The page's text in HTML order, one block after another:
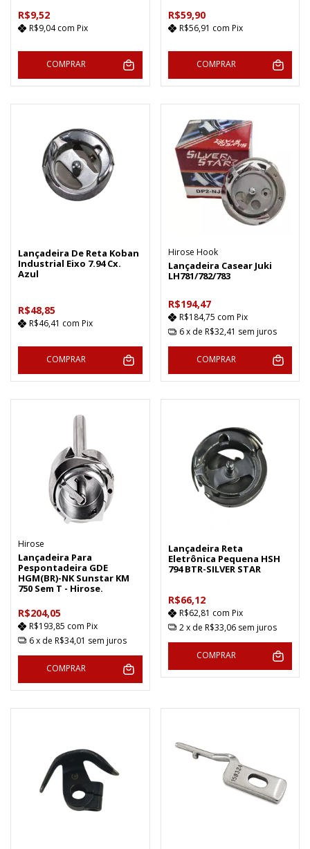
R$9,52
R$9,04com Pix
COMPRAR
R$59,90
R$56,91 com Pix
COMPRAR
Lançadeira De Reta Koban
Industrial Eixo 7.94 Cx.
Azul
R$48,85
R$46,41 com Pix
COMPRAR
Hirose Hook
Lançadeira Casear Juki
LH781/782/783
R$194,47
R$184,75 com Pix
6 x de R$32,41 sem juros
COMPRAR
Hirose
Lançadeira Para
Pespontadeira GDE
HGM(BR)-NK Sunstar KM
750 Sem T - Hirose.
R$204,05
R$193,85 com Pix
6x de R$34,01 sem juros
COMPRAR
Lançadeira Reta
Eletrônica Pequena HSH
794 BTR-SILVER STAR
R$66,12
R$62,81 com Pix
2 x de R$33,06 sem juros
COMPRAR